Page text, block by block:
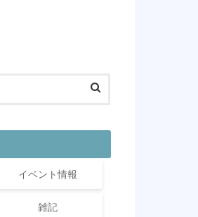
イベント情報
雑記